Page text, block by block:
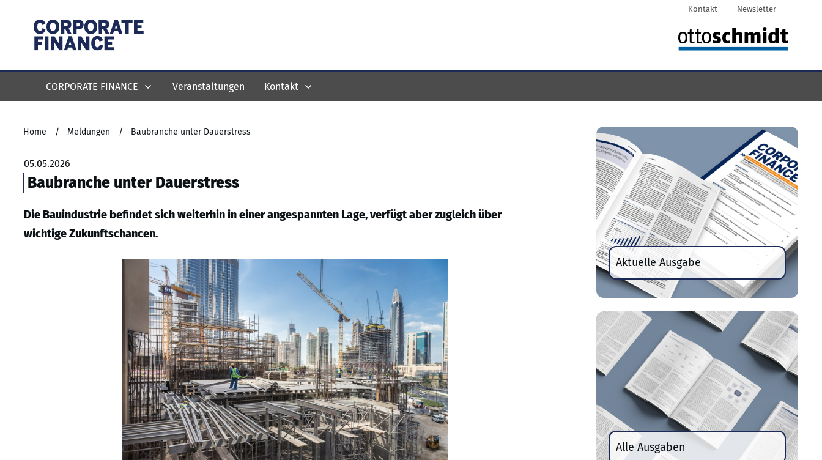
Kontakt Newsletter
CORPORATE FINANCE Veranstaltungen Kontakt
Home / Meldungen / Baubranche unter Dauerstress
05.05.2026
Baubranche unter Dauerstress
Die Bauindustrie befindet sich weiterhin in einer angespannten Lage, verfügt aber zugleich über
wichtige Zukunftschancen.
Aktuelle Ausgabe
Alle Ausgaben